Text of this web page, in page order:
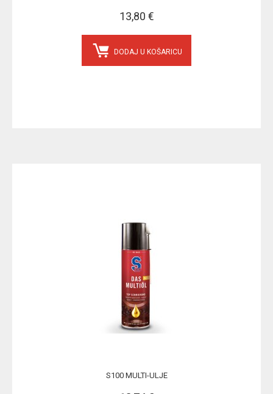
13,80 €
DODAJ U KOŠARICU
S100 MULTI-ULJE